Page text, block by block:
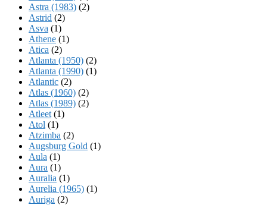
Astra (1983) (2)
Astrid (2)
Asva (1)
Athene (1)
Atica (2)
Atlanta (1950) (2)
Atlanta (1990) (1)
Atlantic (2)
Atlas (1960) (2)
Atlas (1989) (2)
Atleet (1)
Atol (1)
Atzimba (2)
Augsburg Gold (1)
Aula (1)
Aura (1)
Auralia (1)
Aurelia (1965) (1)
Auriga (2)